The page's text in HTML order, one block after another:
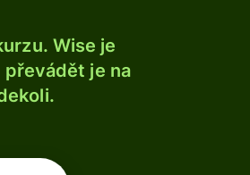
Wise je
je na